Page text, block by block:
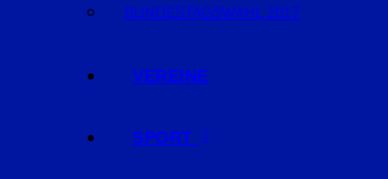
BUNDESTAGSWAHL 2017
VEREINE
SPORT